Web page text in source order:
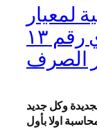
لمعيار
المحاسبة المصري رقم ١٣
الصرف
وكل جديد
اولا بأول